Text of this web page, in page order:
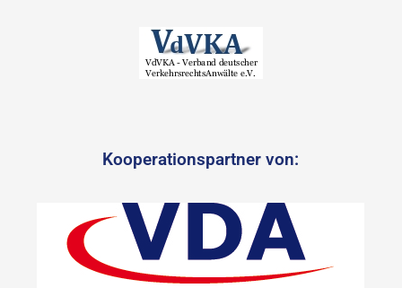
Kooperationspartner von: